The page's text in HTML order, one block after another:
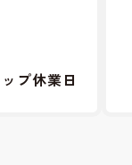
プ休業日